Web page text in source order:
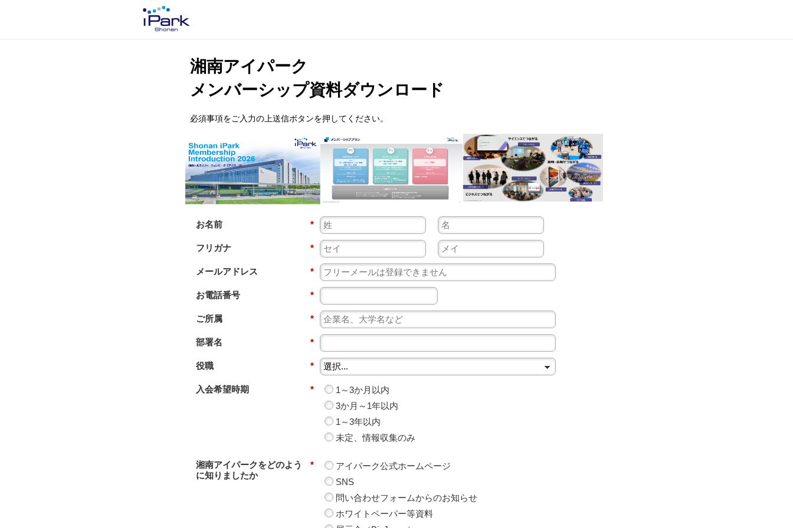
湘南アイパーク
メンバーシップ資料ダウンロード
必須事項をご入力の上送信ボタンを押してください。
*
お名前
*
フリガナ
*
メールアドレス
*
お電話番号
*
ご所属
*
部署名
*
役職
*
入会希望時期
1～3か月以内
3か月～1年以内
1～3年以内
未定、情報収集のみ
*
湘南アイパークをどのよう
に知りましたか
アイパーク公式ホームページ
SNS
問い合わせフォームからのお知らせ
ホワイトペーパー等資料